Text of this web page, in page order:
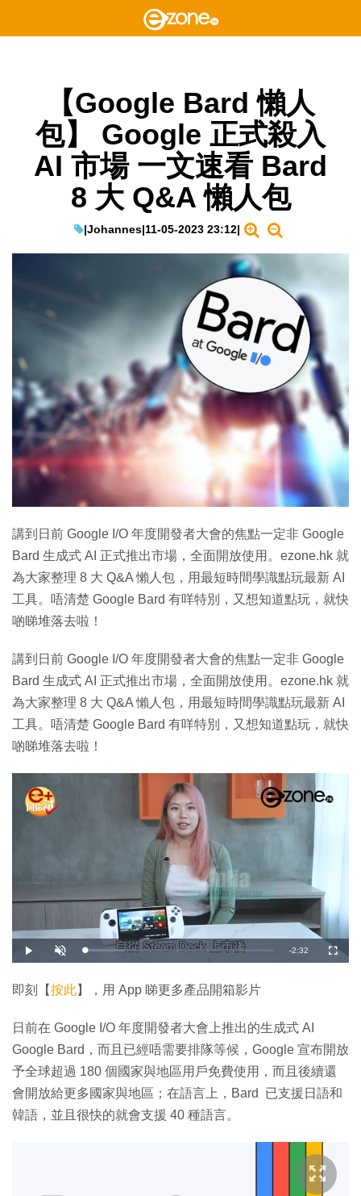
【Google Bard 懶人
包】 Google 正式殺入
AI 市場 一文速看 Bard
8 大 Q&A 懶人包
|Johannes|11-05-2023 23:12|
講到日前 Google I/O 年度開發者大會的焦點一定非 Google
Bard 生成式 AI 正式推出市場，全面開放使用。ezone.hk 就
為大家整理 8 大 Q&A 懶人包，用最短時間學識點玩最新 AI
工具。唔清楚 Google Bard 有咩特別，又想知道點玩，就快
啲睇堆落去啦！
講到日前 Google I/O 年度開發者大會的焦點一定非 Google
Bard 生成式 AI 正式推出市場，全面開放使用。ezone.hk 就
為大家整理 8 大 Q&A 懶人包，用最短時間學識點玩最新 AI
工具。唔清楚 Google Bard 有咩特別，又想知道點玩，就快
啲睇堆落去啦！
播
放
開
啟
載
:
2
2
%
剩
間
-2:32
全
螢
即刻【按此】，用 App 睇更多產品開箱影片
日前在 Google I/O 年度開發者大會上推出的生成式 AI
Google Bard，而且已經唔需要排隊等候，Google 宣布開放
予全球超過 180 個國家與地區用戶免費使用，而且後續還
會開放給更多國家與地區；在語言上，Bard 已支援日語和
韓語，並且很快的就會支援 40 種語言。